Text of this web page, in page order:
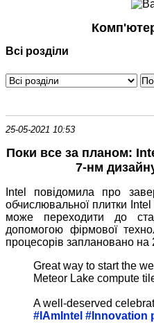
Всі розділи
25-05-2021 10:53
Поки все за планом:
7-нм
Intel повідомила про
обчислювальної плитки
може переходити до
допомогою фірмової
процесорів заплановано на
Great way to start the
Meteor Lake compute
A well-deserved
#IAmIntel #Innovation